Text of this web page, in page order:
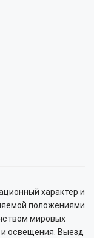
характер и
положениями
мировых
освещения. Выезд